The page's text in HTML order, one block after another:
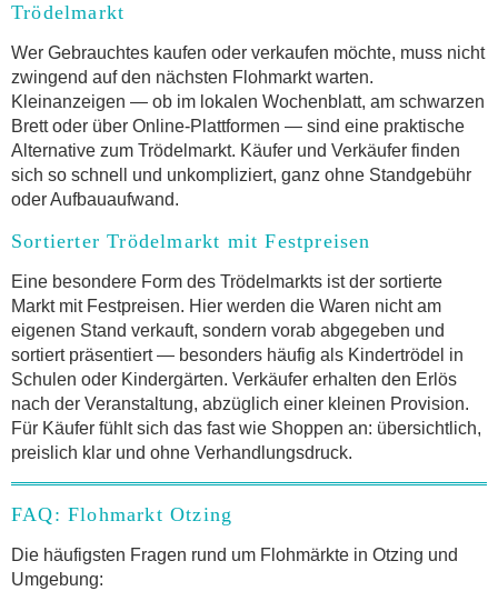
Trödelmarkt
Wer Gebrauchtes kaufen oder verkaufen möchte, muss nicht
zwingend auf den nächsten Flohmarkt warten.
Kleinanzeigen — ob im lokalen Wochenblatt, am schwarzen
Brett oder über Online-Plattformen — sind eine praktische
Alternative zum Trödelmarkt. Käufer und Verkäufer finden
sich so schnell und unkompliziert, ganz ohne Standgebühr
oder Aufbauaufwand.
Sortierter Trödelmarkt mit Festpreisen
Eine besondere Form des Trödelmarkts ist der sortierte
Markt mit Festpreisen. Hier werden die Waren nicht am
eigenen Stand verkauft, sondern vorab abgegeben und
sortiert präsentiert — besonders häufig als Kindertrödel in
Schulen oder Kindergärten. Verkäufer erhalten den Erlös
nach der Veranstaltung, abzüglich einer kleinen Provision.
Für Käufer fühlt sich das fast wie Shoppen an: übersichtlich,
preislich klar und ohne Verhandlungsdruck.
FAQ: Flohmarkt Otzing
Die häufigsten Fragen rund um Flohmärkte in Otzing und
Umgebung: